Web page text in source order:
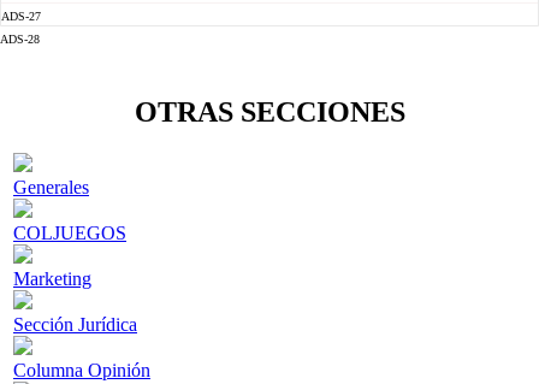
ADS-27
ADS-28
OTRAS SECCIONES
Generales
COLJUEGOS
Marketing
Sección Jurídica
Columna Opinión